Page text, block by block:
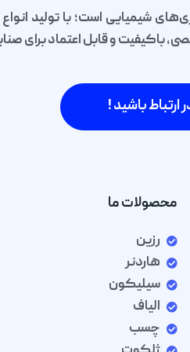
شیمیایی است؛ با تولید
باکیفیت و قابل اعتماد برای
ارتباط باشید !
محصولات ما
رزین
هاردنر
سیلیکون
الیاف
چسب